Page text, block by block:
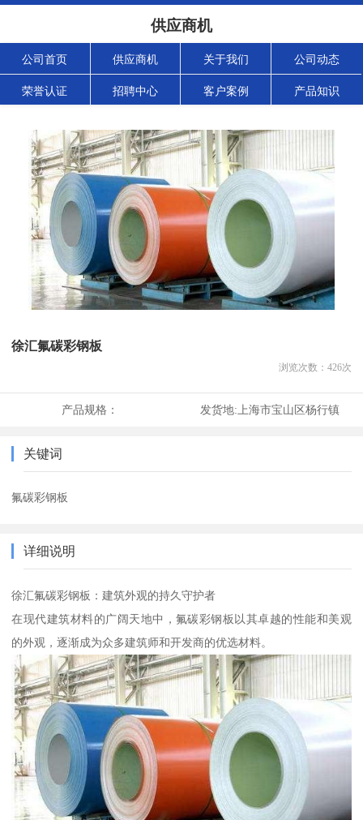
供应商机
公司首页 供应商机 关于我们 公司动态
荣誉认证 招聘中心 客户案例 产品知识
徐汇氟碳彩钢板
浏览次数： 426次
产品规格： 发货地: 上海市宝山区杨行镇
关键词
氟碳彩钢板
详细说明
徐汇氟碳彩钢板：建筑外观的持久守护者
在现代建筑材料的广阔天地中，氟碳彩钢板以其卓越的性能和美观
的外观，逐渐成为众多建筑师和开发商的优选材料。